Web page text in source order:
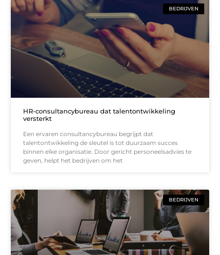
BEDRIJVEN
HR-consultancybureau dat talentontwikkeling
versterkt
Een ervaren consultancybureau begrijpt dat
talentontwikkeling de sleutel is tot duurzaam succes
binnen elke organisatie. Door gericht personeelsadvies te
geven, helpt het bedrijven om het
BEDRIJVEN